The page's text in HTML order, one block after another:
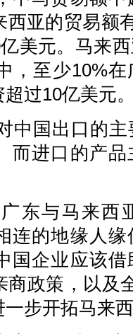
西亚的贸易额
美元。马来
，至少10%
超过10亿美元
中国出口的
而进口的产
东与马来西
连的地缘人
国企业应该
商政策，以及
一步开拓马来